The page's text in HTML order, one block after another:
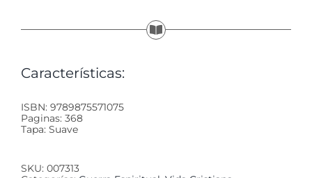
Características:
ISBN: 9789875571075
Paginas: 368
Tapa: Suave
SKU: 007313